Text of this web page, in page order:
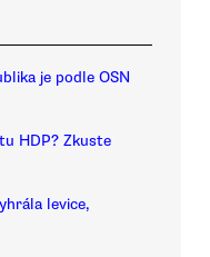
je podle OSN
HDP? Zkuste
levice,